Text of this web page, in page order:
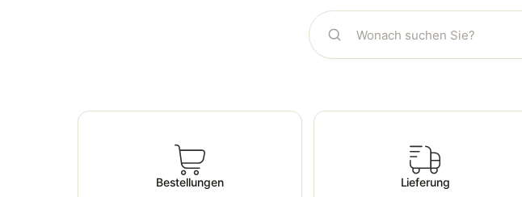
Bestellungen Lieferung